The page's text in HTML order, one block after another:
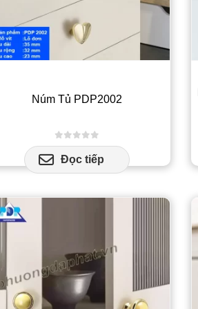
Núm Tủ PDP2002
0out of 5
Đọc tiếp